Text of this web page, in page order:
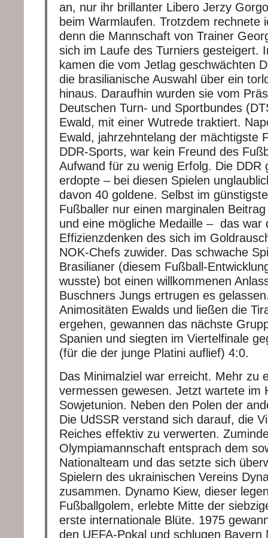
an, nur ihr brillanter Libero Jerzy
beim Warmlaufen. Trotzdem rechnete
denn die Mannschaft von Trainer
sich im Laufe des Turniers gesteigert.
kamen die vom Jetlag geschwächten
die brasilianische Auswahl über ein
hinaus. Daraufhin wurden sie vom
Deutschen Turn- und Sportbundes
Ewald, mit einer Wutrede traktiert.
Ewald, jahrzehntelang der mächtigste
DDR-Sports, war kein Freund des
Aufwand für zu wenig Erfolg. Die DDR
erdopte – bei diesen Spielen
davon 40 goldene. Selbst im
Fußballer nur einen marginalen
und eine mögliche Medaille – das war
Effizienzdenken des sich im
NOK-Chefs zuwider. Das schwache
Brasilianer (diesem Fußball-
wusste) bot einen willkommenen
Buschners Jungs ertrugen es
Animositäten Ewalds und ließen die
ergehen, gewannen das nächste
Spanien und siegten im Viertelfinale
(für die der junge Platini auflief) 4:0.
Das Minimalziel war erreicht. Mehr zu
vermessen gewesen. Jetzt wartete im
Sowjetunion. Neben den Polen der
Die UdSSR verstand sich darauf, die
Reiches effektiv zu verwerten.
Olympiamannschaft entsprach dem
Nationalteam und das setzte sich
Spielern des ukrainischen Vereins
zusammen. Dynamo Kiew, dieser
Fußballgolem, erlebte Mitte der
erste internationale Blüte. 1975
den UEFA-Pokal und schlugen Bayern